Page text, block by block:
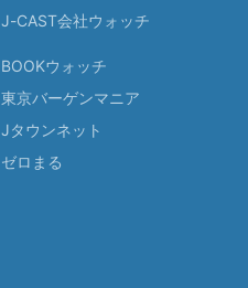
J-CAST会社ウォッチ
BOOKウォッチ
東京バーゲンマニア
Jタウンネット
ゼロまる